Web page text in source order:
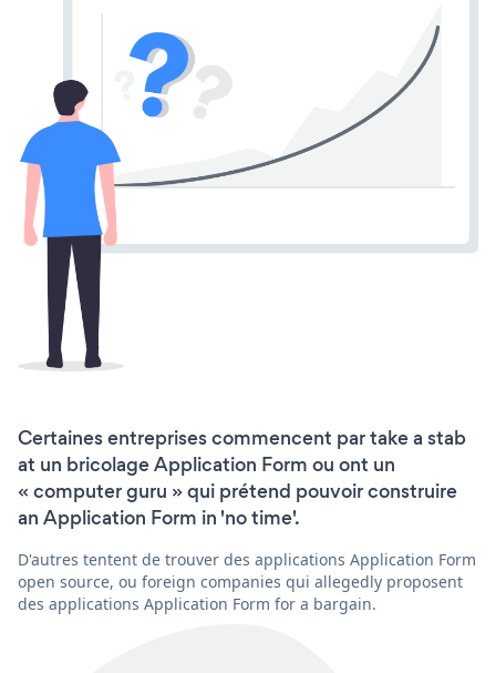
Certaines entreprises commencent par take a stab
at un bricolage Application Form ou ont un
« computer guru » qui prétend pouvoir construire
an Application Form in 'no time'.
D'autres tentent de trouver des applications Application Form
open source, ou foreign companies qui allegedly proposent
des applications Application Form for a bargain.